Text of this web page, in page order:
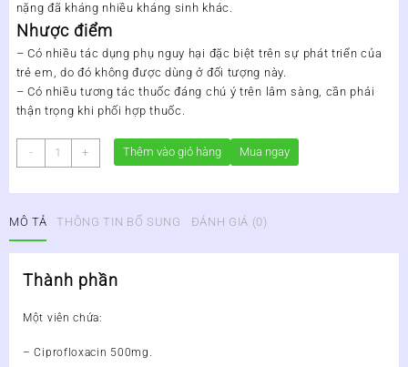
nặng đã kháng nhiều kháng sinh khác.
Nhược điểm
– Có nhiều tác dụng phụ nguy hại đặc biệt trên sự phát triển của
trẻ em, do đó không được dùng ở đối tượng này.
– Có nhiều tương tác thuốc đáng chú ý trên lâm sàng, cần phải
thận trọng khi phối hợp thuốc.
-
CIPROFLOXACIN
500MG
+ Thêm vào giỏ hàng Mua ngay
MÔ TẢ THÔNG TIN BỔ SUNG ĐÁNH GIÁ (0)
Thành phần
Một viên chứa:
– Ciprofloxacin 500mg.